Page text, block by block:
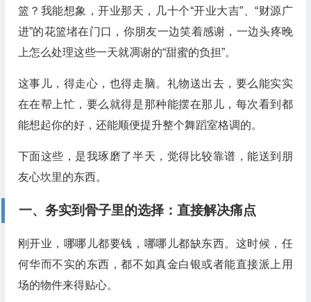
篮？我能想象，开业那天，几十个“开业大吉”、“财源广
进”的花篮堵在门口，你朋友一边笑着感谢，一边头疼晚
上怎么处理这些一天就凋谢的“甜蜜的负担”。
这事儿，得走心，也得走脑。礼物送出去，要么能实实
在在帮上忙，要么就得是那种能摆在那儿，每次看到都
能想起你的好，还能顺便提升整个舞蹈室格调的。
下面这些，是我琢磨了半天，觉得比较靠谱，能送到朋
友心坎里的东西。
一、务实到骨子里的选择：直接解决痛点
刚开业，哪哪儿都要钱，哪哪儿都缺东西。这时候，任
何华而不实的东西，都不如真金白银或者能直接派上用
场的物件来得贴心。